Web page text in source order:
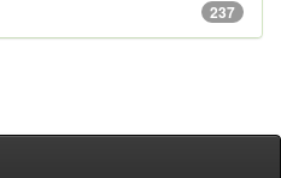
237